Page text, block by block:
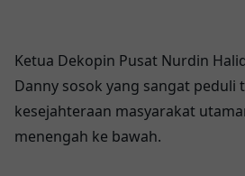
Ketua Dekopin Pusat Nurdin
Danny sosok yang sangat peduli
kesejahteraan masyarakat
menengah ke bawah.